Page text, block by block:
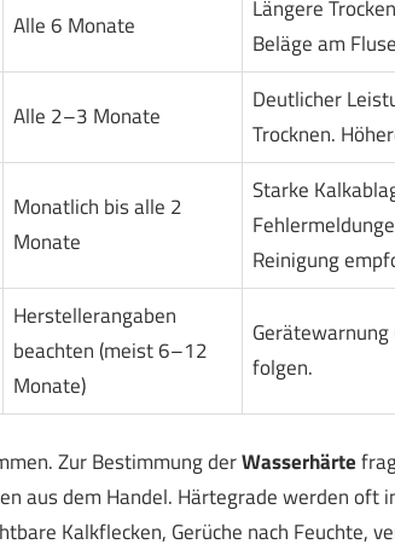
Alle 6 Monate
Längere
Beläge am
Alle 2–3 Monate
Deutlicher
Trocknen.
Monatlich bis alle 2
Monate
Starke
Reinigung
Herstellerangaben
beachten (meist 6–12
Monate)
folgen.
Zur Bestimmung derWasserhärte
aus dem Handel. Härtegrade werden oft
Kalkflecken, Gerüche nach Feuchte,